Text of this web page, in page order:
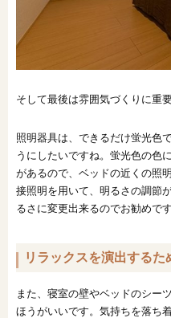
そして最後は雰囲気づくりに重
照明器具は、できるだけ蛍光色
うにしたいですね。蛍光色の色
があるので、ベッドの近くの照
接照明を用いて、明るさの調節
るさに変更出来るのでお勧めです
リラックスを演出する
また、寝室の壁やベッドのシー
ほうがいいです。気持ちを落ち